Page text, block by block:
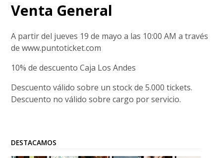
Venta General
A partir del jueves 19 de mayo a las 10:00 AM a través
de www.puntoticket.com
10% de descuento Caja Los Andes
Descuento válido sobre un stock de 5.000 tickets.
Descuento no válido sobre cargo por servicio.
DESTACAMOS